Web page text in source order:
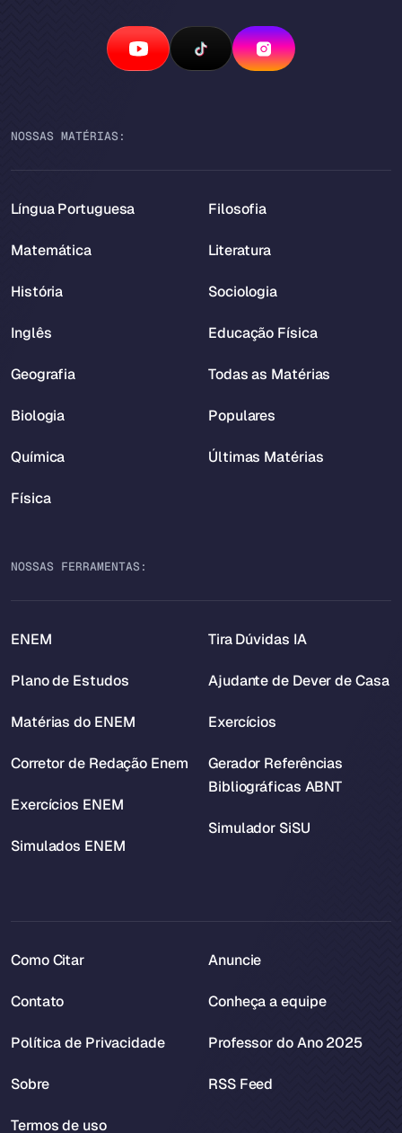
NOSSAS MATÉRIAS:
Língua Portuguesa
Matemática
História
Inglês
Geografia
Biologia
Química
Física
Filosofia
Literatura
Sociologia
Educação Física
Todas as Matérias
Populares
Últimas Matérias
NOSSAS FERRAMENTAS:
ENEM
Plano de Estudos
Matérias do ENEM
Corretor de Redação Enem
Exercícios ENEM
Simulados ENEM
Tira Dúvidas IA
Ajudante de Dever de Casa
Exercícios
Gerador Referências
Bibliográficas ABNT
Simulador SiSU
Como Citar
Contato
Política de Privacidade
Sobre
Termos de uso
Anuncie
Conheça a equipe
Professor do Ano 2025
RSS Feed